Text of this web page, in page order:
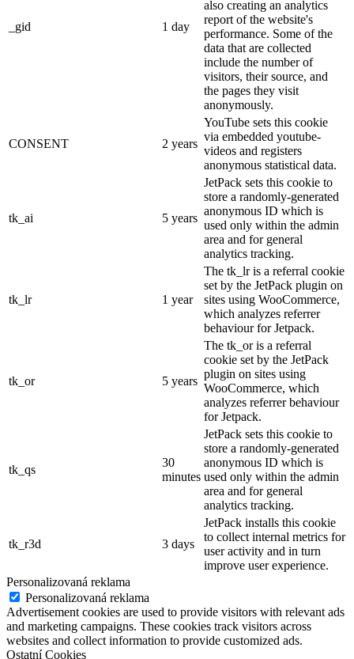
_gid 1 day
also creating an analytics
report of the website's
performance. Some of the
data that are collected
include the number of
visitors, their source, and
the pages they visit
anonymously.
CONSENT 2 years
YouTube sets this cookie
via embedded youtube-
videos and registers
anonymous statistical data.
tk_ai 5 years
JetPack sets this cookie to
store a randomly-generated
anonymous ID which is
used only within the admin
area and for general
analytics tracking.
tk_lr 1 year
The tk_lr is a referral cookie
set by the JetPack plugin on
sites using WooCommerce,
which analyzes referrer
behaviour for Jetpack.
tk_or 5 years
The tk_or is a referral
cookie set by the JetPack
plugin on sites using
WooCommerce, which
analyzes referrer behaviour
for Jetpack.
tk_qs
30
minutes
JetPack sets this cookie to
store a randomly-generated
anonymous ID which is
used only within the admin
area and for general
analytics tracking.
tk_r3d 3 days
JetPack installs this cookie
to collect internal metrics for
user activity and in turn
improve user experience.
Personalizovaná reklama
Personalizovaná reklama
Advertisement cookies are used to provide visitors with relevant ads
and marketing campaigns. These cookies track visitors across
websites and collect information to provide customized ads.
Ostatní Cookies